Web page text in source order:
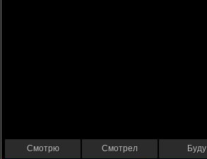
Смотрю Смотрел Буду